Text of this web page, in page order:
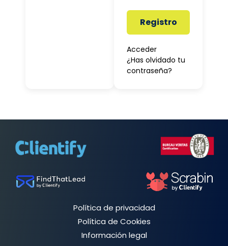
Registro
Acceder
¿Has olvidado tu
contraseña?
Política de privacidad
Política de Cookies
Información legal